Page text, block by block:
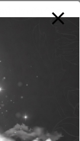
ลฟ์ ประกันชีวิต
วผลิตภัณฑ์ใหม่
ประกันสะสม
อีลีท เซฟวิ่งส์”